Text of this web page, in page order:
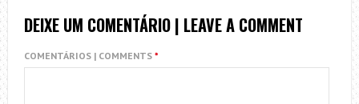
DEIXE UM COMENTÁRIO | LEAVE A COMMENT
COMENTÁRIOS | COMMENTS *